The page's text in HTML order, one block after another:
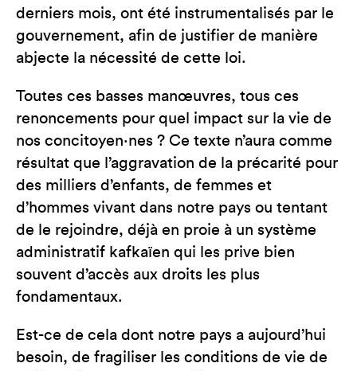
derniers mois, ont été instrumentalisés par le
gouvernement, afin de justifier de manière
abjecte la nécessité de cette loi.
Toutes ces basses manœuvres, tous ces
renoncements pour quel impact sur la vie de
nos concitoyen·nes ? Ce texte n’aura comme
résultat que l’aggravation de la précarité pour
des milliers d’enfants, de femmes et
d’hommes vivant dans notre pays ou tentant
de le rejoindre, déjà en proie à un système
administratif kafkaïen qui les prive bien
souvent d’accès aux droits les plus
fondamentaux.
Est-ce de cela dont notre pays a aujourd’hui
besoin, de fragiliser les conditions de vie de